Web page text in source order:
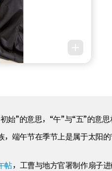
始”的意思，“午”与“五”的
端午节在季节上是属于太阳的
帖，工曹与地方官署制作扇子